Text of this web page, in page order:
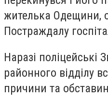
жителька Одещини,
Постраждалу
Наразі поліцейські
районного відділу
причини та